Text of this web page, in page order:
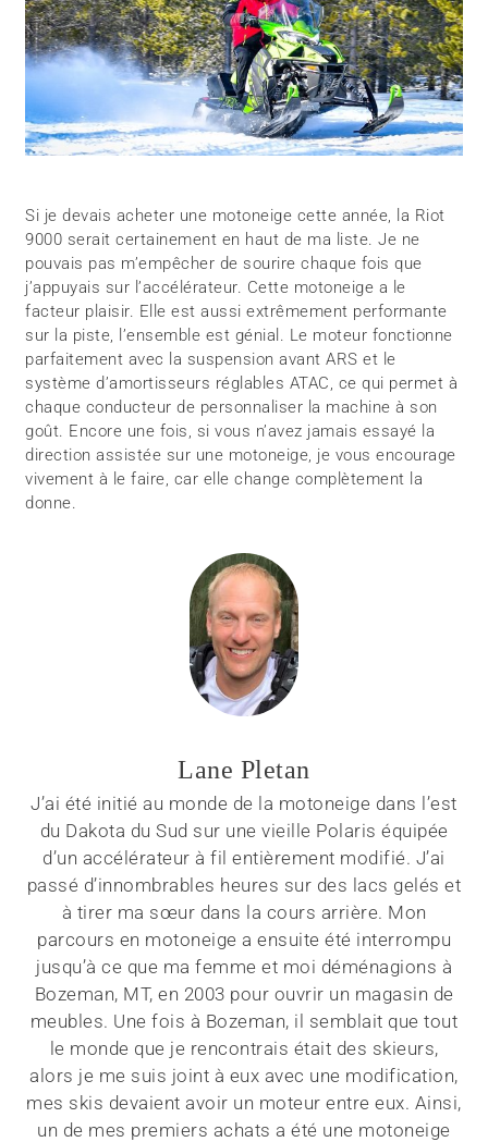
Si je devais acheter une motoneige cette année, la Riot
9000 serait certainement en haut de ma liste. Je ne
pouvais pas m’empêcher de sourire chaque fois que
j’appuyais sur l’accélérateur. Cette motoneige a le
facteur plaisir. Elle est aussi extrêmement performante
sur la piste, l’ensemble est génial. Le moteur fonctionne
parfaitement avec la suspension avant ARS et le
système d’amortisseurs réglables ATAC, ce qui permet à
chaque conducteur de personnaliser la machine à son
goût. Encore une fois, si vous n’avez jamais essayé la
direction assistée sur une motoneige, je vous encourage
vivement à le faire, car elle change complètement la
donne.
Lane Pletan
J’ai été initié au monde de la motoneige dans l’est
du Dakota du Sud sur une vieille Polaris équipée
d’un accélérateur à fil entièrement modifié. J’ai
passé d’innombrables heures sur des lacs gelés et
à tirer ma sœur dans la cours arrière. Mon
parcours en motoneige a ensuite été interrompu
jusqu’à ce que ma femme et moi déménagions à
Bozeman, MT, en 2003 pour ouvrir un magasin de
meubles. Une fois à Bozeman, il semblait que tout
le monde que je rencontrais était des skieurs,
alors je me suis joint à eux avec une modification,
mes skis devaient avoir un moteur entre eux. Ainsi,
un de mes premiers achats a été une motoneige